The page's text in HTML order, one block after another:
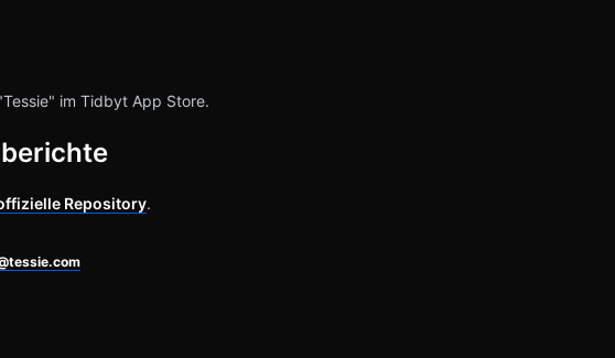
im Tidbyt App Store.
Repository.